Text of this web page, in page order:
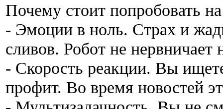
Почему стоит попробовать
- Эмоции в ноль. Страх и
сливов. Робот не нервничает
- Скорость реакции. Вы
профит. Во время новостей